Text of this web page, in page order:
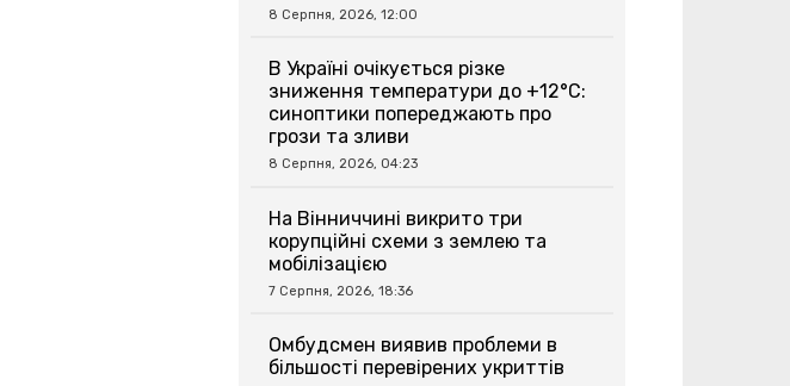
8 Серпня, 2026, 12:00
В Україні очікується різке
зниження температури до +12°C:
синоптики попереджають про
грози та зливи
8 Серпня, 2026, 04:23
На Вінниччині викрито три
корупційні схеми з землею та
мобілізацією
7 Серпня, 2026, 18:36
Омбудсмен виявив проблеми в
більшості перевірених укриттів